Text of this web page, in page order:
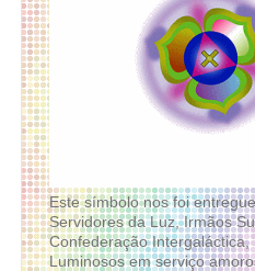
Este símbolo nos foi
Servidores da Luz, Irmãos
Confederação Intergaláctica,
Luminosos em serviço